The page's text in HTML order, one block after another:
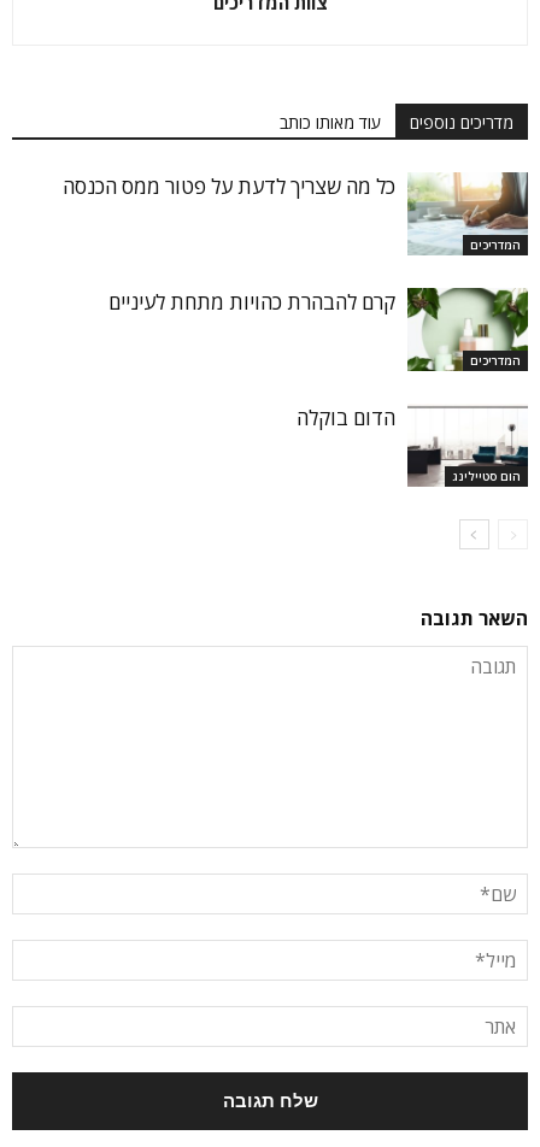
מדריכים נוספים עוד מאותו כותב
המדריכים
כל מה שצריך לדעת על פטור ממס הכנסה
המדריכים
קרם להבהרת כהויות מתחת לעיניים
הום סטיילינג
הדום בוקלה
השאר תגובה